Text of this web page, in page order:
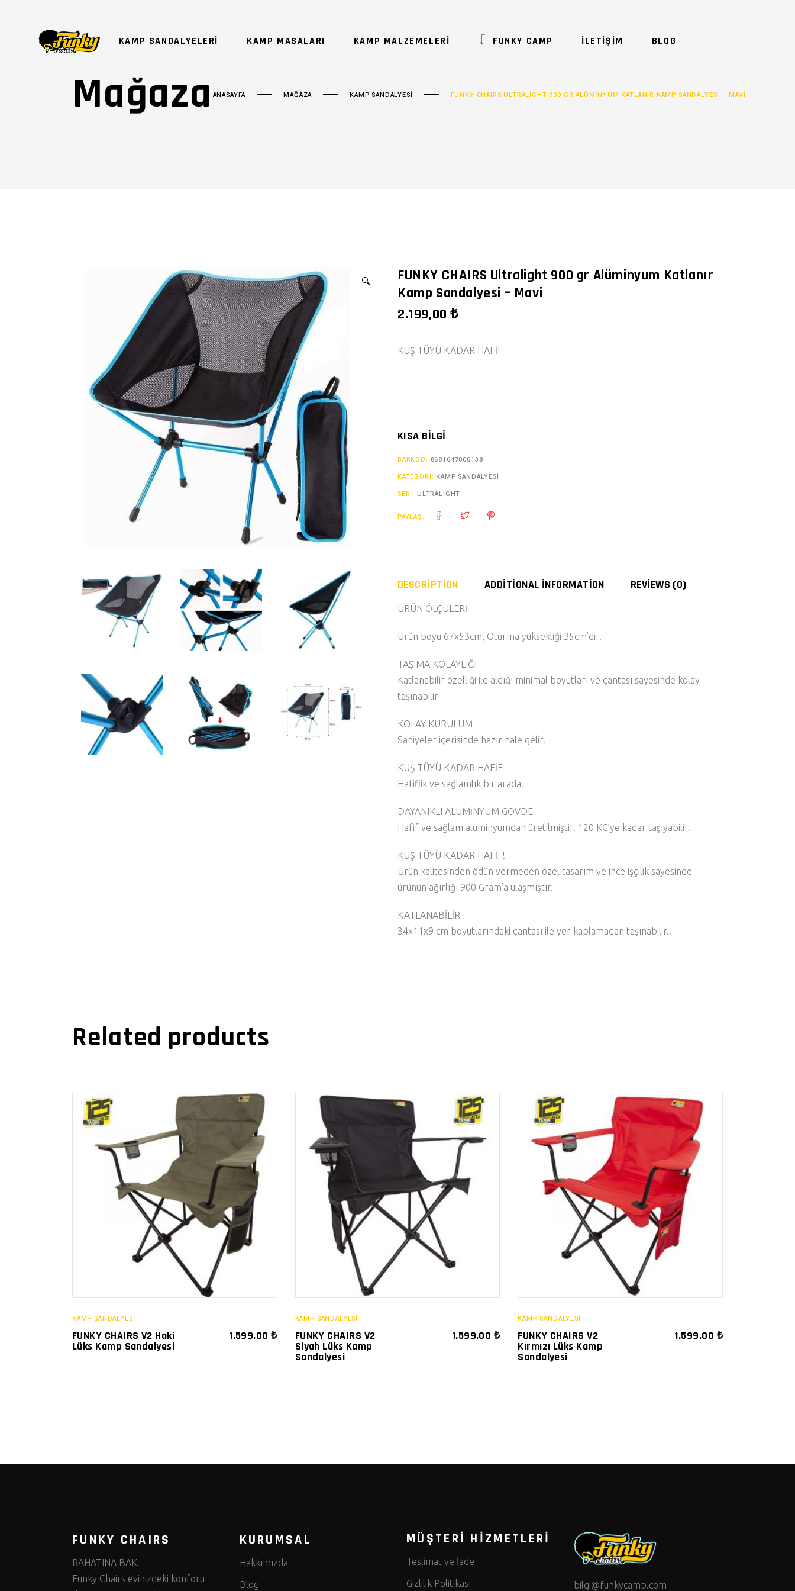
KAMP SANDALYELERİ KAMP MASALARI KAMP MALZEMELERİ FUNKY CAMP İLETİŞİM BLOG
Mağaza ANASAYFA MAĞAZA KAMP SANDALYESİ FUNKY CHAIRS ULTRALIGHT 900 GR ALÜMINYUM KATLANIR KAMP SANDALYESI – MAVI
🔍
FUNKY CHAIRS Ultralight 900 gr Alüminyum Katlanır
Kamp Sandalyesi – Mavi
2.199,00₺
KUŞ TÜYÜ KADAR HAFİF
KISA BILGI
BARKOD: 8681647000138
KATEGORI: KAMP SANDALYESİ
SERI: ULTRALIGHT
PAYLAŞ:
DESCRIPTION ADDITIONAL INFORMATION REVIEWS (0)
ÜRÜN ÖLÇÜLERİ
Ürün boyu 67x53cm, Oturma yüksekliği 35cm’dir.
TAŞIMA KOLAYLIĞI
Katlanabilir özelliği ile aldığı minimal boyutları ve çantası sayesinde kolay
taşınabilir
KOLAY KURULUM
Saniyeler içerisinde hazır hale gelir.
KUŞ TÜYÜ KADAR HAFİF
Hafiflik ve sağlamlık bir arada!
DAYANIKLI ALÜMİNYUM GÖVDE
Hafif ve sağlam alüminyumdan üretilmiştir. 120 KG’ye kadar taşıyabilir.
KUŞ TÜYÜ KADAR HAFİF!
Ürün kalitesinden ödün vermeden özel tasarım ve ince işçilik sayesinde
ürünün ağırlığı 900 Gram’a ulaşmıştır.
KATLANABİLİR
34x11x9 cm boyutlarındaki çantası ile yer kaplamadan taşınabilir..
Related products
SATIN AL
KAMP SANDALYESİ
FUNKY CHAIRS V2 Haki
Lüks Kamp Sandalyesi
1.599,00₺
SATIN AL
KAMP SANDALYESİ
FUNKY CHAIRS V2
Siyah Lüks Kamp
Sandalyesi
1.599,00 ₺
SATIN AL
KAMP SANDALYESİ
FUNKY CHAIRS V2
Kırmızı Lüks Kamp
Sandalyesi
1.599,00 ₺
FUNKY CHAIRS
RAHATINA BAK!
Funky Chairs evinizdeki konforu
KURUMSAL
Hakkımızda
Blog
MÜŞTERİ HİZMETLERİ
Teslimat ve İade
Gizlilik Politikası bilgi@funkycamp.com